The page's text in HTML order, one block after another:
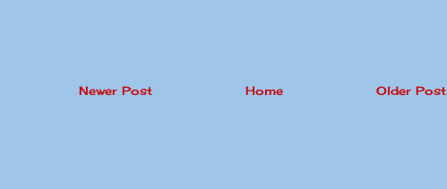
Newer Post Older Post
Home